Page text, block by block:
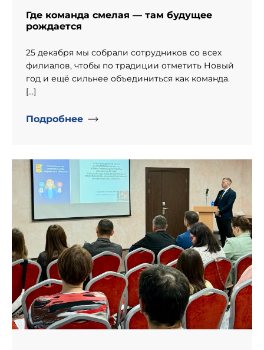
Где команда смелая — там будущее
рождается
25 декабря мы собрали сотрудников со всех
филиалов, чтобы по традиции отметить Новый
год и ещё сильнее объединиться как команда.
[…]
Подробнее
" alt="День рождение компании «Информпроект».">